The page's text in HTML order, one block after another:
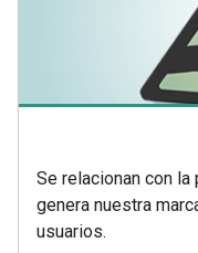
Se relacionan con
genera nuestra
usuarios.